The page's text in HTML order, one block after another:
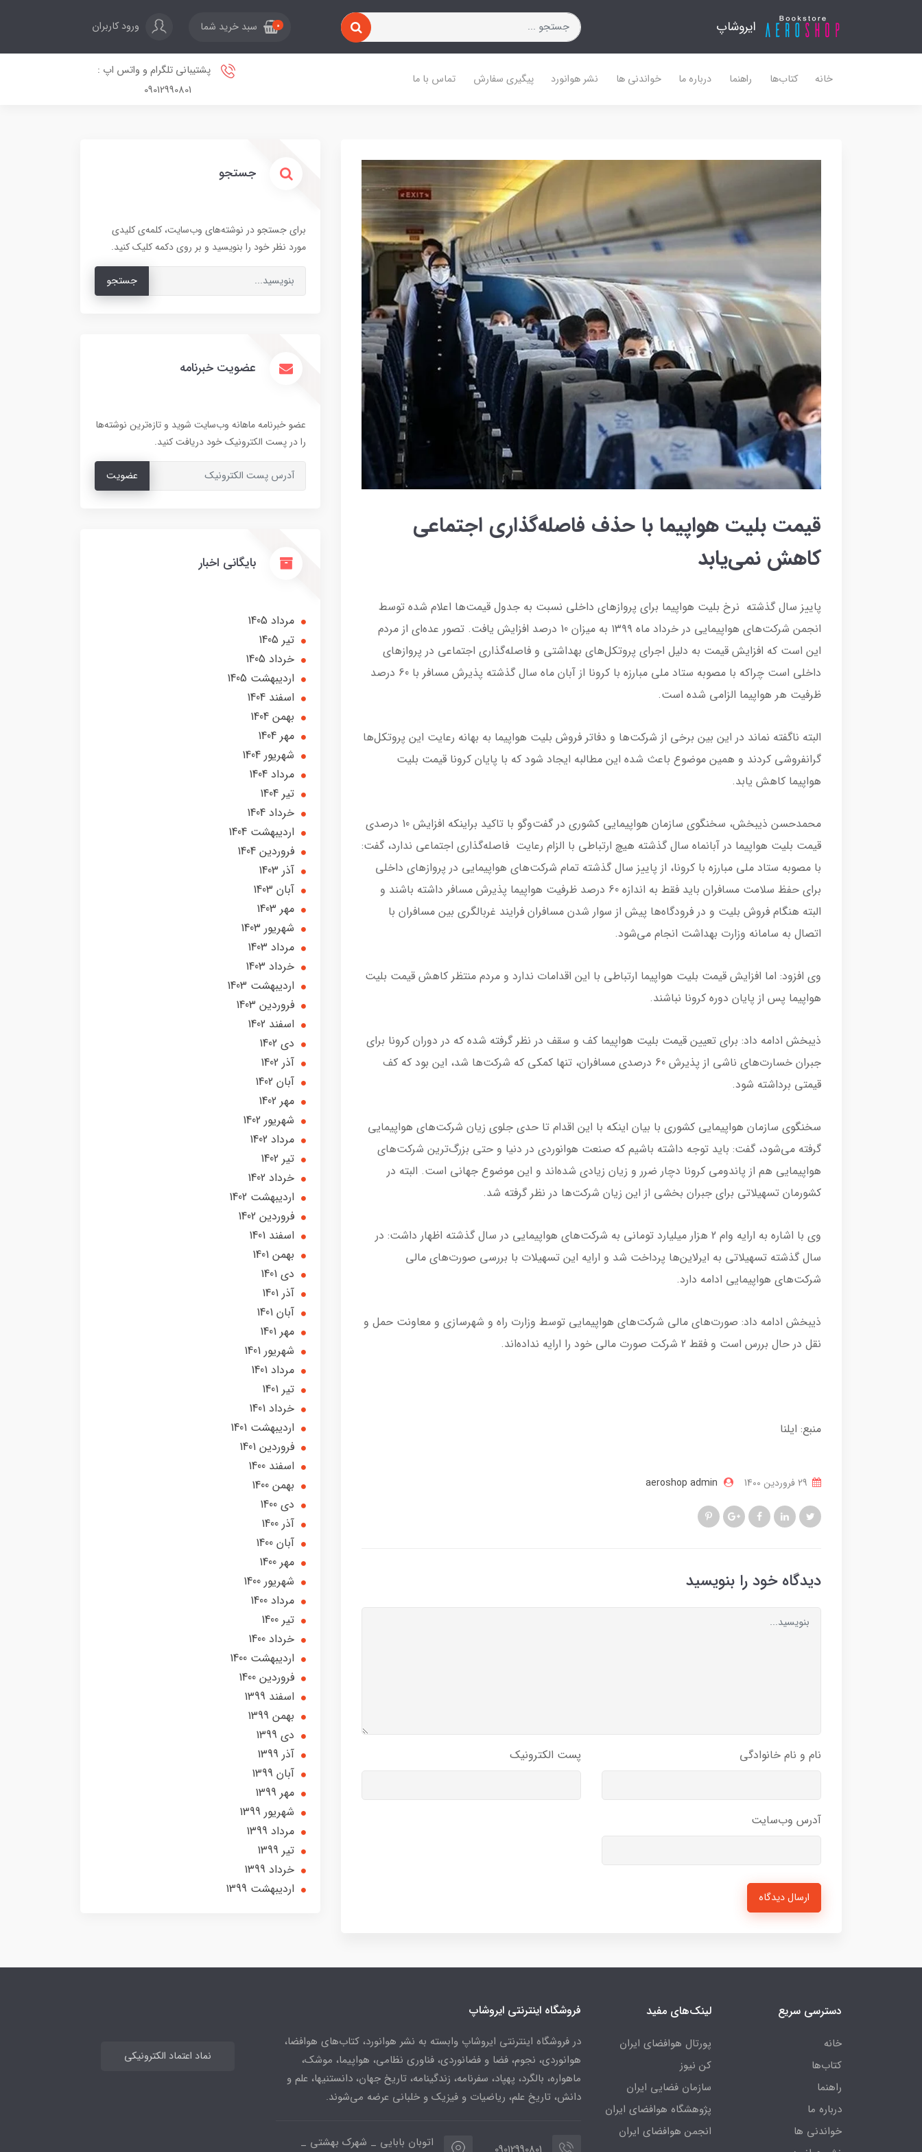
ایروشاپ 0 سبد خرید شما ورود کاربران
خانه کتاب‌ها راهنما درباره ما خواندنی ها نشر هوانورد پیگیری سفارش تماس با ما
پشتیبانی تلگرام و واتس اپ :
09012990801
قیمت بلیت هواپیما با حذف فاصله‌گذاری اجتماعی
کاهش نمی‌یابد
پاییز سال گذشته نرخ بلیت هواپیما برای پروازهای داخلی نسبت به جدول قیمت‌ها اعلام شده توسط
انجمن شرکت‌های هواپیمایی در خرداد ماه ۱۳۹۹ به میزان 10 درصد افزایش یافت. تصور عده‌ای از مردم
این است که افزایش قیمت به دلیل اجرای پروتکل‌های بهداشتی و فاصله‌گذاری اجتماعی در پروازهای
داخلی است چراکه با مصوبه ستاد ملی مبارزه با کرونا از آبان ماه سال گذشته پذیرش مسافر با 60 درصد
ظرفیت هر هواپیما الزامی شده‌ است.
البته ناگفته نماند در این بین برخی از شرکت‌ها و دفاتر فروش بلیت هواپیما به بهانه رعایت این پروتکل‌ها
گرانفروشی کردند و همین موضوع باعث شده این مطالبه ایجاد شود که با پایان کرونا قیمت بلیت
هواپیما کاهش یابد.
محمدحسن ذیبخش، سخنگوی سازمان هواپیمایی کشوری در گفت‌وگو با تاکید براینکه افزایش 10 درصدی
قیمت بلیت هواپیما در آبانماه سال گذشته هیچ ارتباطی با الزام رعایت فاصله‌گذاری اجتماعی ندارد، گفت:
با مصوبه ستاد ملی مبارزه با کرونا، از پاییز سال گذشته تمام شرکت‌های هواپیمایی در پروازهای داخلی
برای حفظ سلامت مسافران باید فقط به اندازه 60 درصد ظرفیت هواپیما پذیرش مسافر داشته باشند و
البته هنگام فروش بلیت و در فرودگاه‌ها پیش از سوار شدن مسافران فرایند غربالگری بین مسافران با
اتصال به سامانه وزارت بهداشت انجام می‌شود.
وی افزود: اما افزایش قیمت بلیت هواپیما ارتباطی با این اقدامات ندارد و مردم منتظر کاهش قیمت بلیت
هواپیما پس از پایان دوره کرونا نباشند.
ذیبخش ادامه‌ داد: برای تعیین قیمت بلیت هواپیما کف و سقف در نظر گرفته شده که در دوران کرونا برای
جبران خسارت‌های ناشی از پذیرش 60 درصدی مسافران،‌ تنها کمکی که شرکت‌ها شد، این بود که کف
قیمتی برداشته شود.
سخنگوی سازمان هواپیمایی کشوری با بیان اینکه با این اقدام تا حدی جلوی زیان شرکت‌های هواپیمایی
گرفته می‌شود، گفت: باید توجه داشته باشیم که صنعت هوانوردی در دنیا و حتی بزرگ‌ترین شرکت‌های
هواپیمایی هم از پاندومی کرونا دچار ضرر و زیان زیادی شده‌اند و این موضوع جهانی است. البته در
کشورمان تسهیلاتی برای جبران بخشی از این زیان شرکت‌ها در نظر گرفته شد.
وی با اشاره به ارایه وام 2 هزار میلیارد تومانی به شرکت‌های هواپیمایی در سال گذشته اظهار داشت: در
سال گذشته تسهیلاتی به ایرلاین‌ها پرداخت شد و ارایه این تسهیلات با بررسی صورت‌های مالی
شرکت‌های هواپیمایی ادامه دارد.
ذیبخش ادامه داد: صورت‌های مالی شرکت‌های هواپیمایی توسط وزارت راه و شهرسازی و معاونت حمل و
نقل در حال بررس است و فقط 2 شرکت صورت مالی خود را ارایه نداده‌اند.
منبع: ایلنا
aeroshop admin
دیدگاه خود را بنویسید
نام و نام خانوادگی پست الکترونیک
آدرس وب‌سایت
ارسال دیدگاه
جستجو
برای جستجو در نوشته‌های وب‌سایت، کلمه‌ی کلیدی
مورد نظر خود را بنویسید و بر روی دکمه کلیک کنید.
جستجو
عضویت خبرنامه
عضو خبرنامه ماهانه وب‌سایت شوید و تازه‌ترین نوشته‌ها
را در پست الکترونیک خود دریافت کنید.
عضویت
بایگانی اخبار
مرداد 1405
تير 1405
خرداد 1405
ارديبهشت 1405
اسفند 1404
بهمن 1404
مهر 1404
شهریور 1404
مرداد 1404
تير 1404
خرداد 1404
ارديبهشت 1404
فروردین 1404
آذر 1403
آبان 1403
مهر 1403
شهریور 1403
مرداد 1403
خرداد 1403
ارديبهشت 1403
فروردین 1403
اسفند 1402
دی 1402
آذر 1402
آبان 1402
مهر 1402
شهریور 1402
مرداد 1402
تير 1402
خرداد 1402
ارديبهشت 1402
فروردین 1402
اسفند 1401
بهمن 1401
دی 1401
آذر 1401
آبان 1401
مهر 1401
شهریور 1401
مرداد 1401
تير 1401
خرداد 1401
ارديبهشت 1401
فروردین 1401
اسفند 1400
بهمن 1400
دی 1400
آذر 1400
آبان 1400
مهر 1400
شهریور 1400
مرداد 1400
تير 1400
خرداد 1400
ارديبهشت 1400
فروردین 1400
اسفند 1399
بهمن 1399
دی 1399
آذر 1399
آبان 1399
مهر 1399
شهریور 1399
مرداد 1399
تير 1399
خرداد 1399
ارديبهشت 1399
دسترسی سریع
خانه
کتاب‌ها
راهنما
درباره ما
خواندنی ها
لینک‌های مفید
پورتال هوافضای ایران
کن نیوز
سازمان فضایی ایران
پژوهشگاه هوافضای ایران
انجمن هوافضای ایران
فروشگاه اینترنتی ایروشاپ
در فروشگاه اینترنتی ایروشاپ وابسته به نشر هوانورد، کتاب‌های هوافضا،
هوانوردی، نجوم، فضا و فضانوردی، فناوری نظامی، هواپیما، موشک،
ماهواره، بالگرد، پهپاد، سفرنامه، زندگینامه، تاریخ جهان، دانستنیها، علم و
دانش، تاریخ علم، ریاضیات و فیزیک و خلبانی عرضه می‌شوند.
اتوبان بابایی _ شهرک بهشتی _
نماد اعتماد الکترونیکی